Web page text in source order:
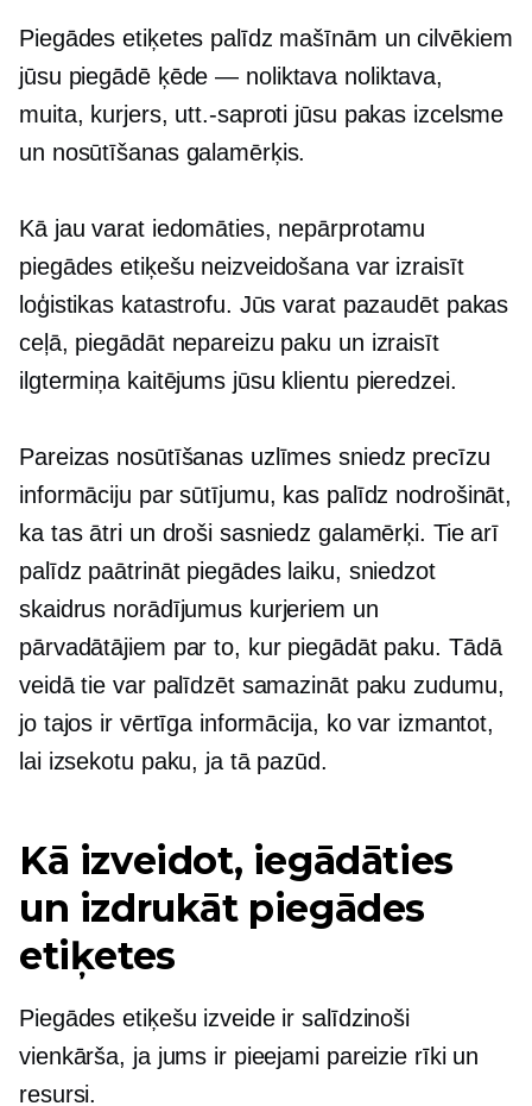
Piegādes etiķetes palīdz mašīnām un cilvēkiem
jūsu piegādē ķēde — noliktava noliktava,
muita, kurjers, utt.-saproti jūsu pakas izcelsme
un nosūtīšanas galamērķis.
Kā jau varat iedomāties, nepārprotamu
piegādes etiķešu neizveidošana var izraisīt
loģistikas katastrofu. Jūs varat pazaudēt pakas
ceļā, piegādāt nepareizu paku un izraisīt
ilgtermiņa kaitējums jūsu klientu pieredzei.
Pareizas nosūtīšanas uzlīmes sniedz precīzu
informāciju par sūtījumu, kas palīdz nodrošināt,
ka tas ātri un droši sasniedz galamērķi. Tie arī
palīdz paātrināt piegādes laiku, sniedzot
skaidrus norādījumus kurjeriem un
pārvadātājiem par to, kur piegādāt paku. Tādā
veidā tie var palīdzēt samazināt paku zudumu,
jo tajos ir vērtīga informācija, ko var izmantot,
lai izsekotu paku, ja tā pazūd.
Kā izveidot, iegādāties
un izdrukāt piegādes
etiķetes
Piegādes etiķešu izveide ir salīdzinoši
vienkārša, ja jums ir pieejami pareizie rīki un
resursi.